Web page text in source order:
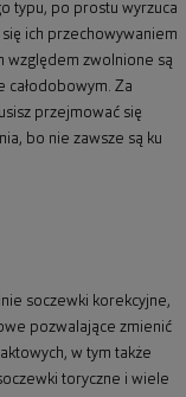
typu, po prostu wyrzuca
ich przechowywaniem
względem zwolnione są
całodobowym. Za
przejmować się
bo nie zawsze są ku
soczewki korekcyjne,
pozwalające zmienić
w tym także
toryczne i wiele